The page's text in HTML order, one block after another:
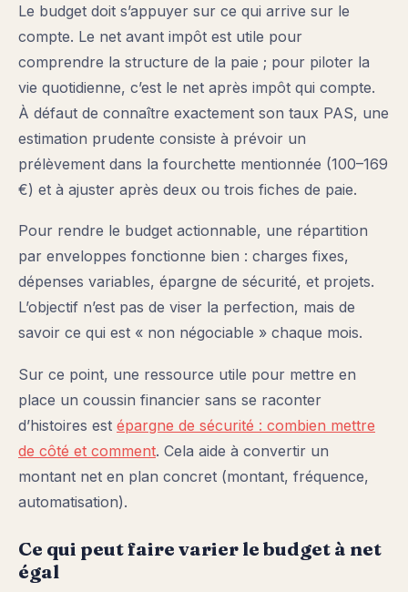
Le budget doit s’appuyer sur ce qui arrive sur le
compte. Le net avant impôt est utile pour
comprendre la structure de la paie ; pour piloter la
vie quotidienne, c’est le net après impôt qui compte.
À défaut de connaître exactement son taux PAS, une
estimation prudente consiste à prévoir un
prélèvement dans la fourchette mentionnée (100–169
€) et à ajuster après deux ou trois fiches de paie.
Pour rendre le budget actionnable, une répartition
par enveloppes fonctionne bien : charges fixes,
dépenses variables, épargne de sécurité, et projets.
L’objectif n’est pas de viser la perfection, mais de
savoir ce qui est « non négociable » chaque mois.
Sur ce point, une ressource utile pour mettre en
place un coussin financier sans se raconter
d’histoires est épargne de sécurité : combien mettre
de côté et comment. Cela aide à convertir un
montant net en plan concret (montant, fréquence,
automatisation).
Ce qui peut faire varier le budget à net
égal